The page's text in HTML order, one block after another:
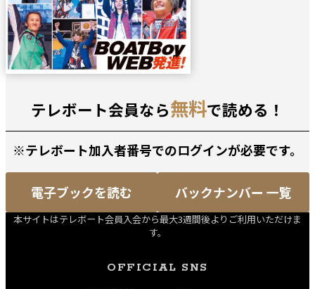
テレボート会員なら無料で読める！
※テレボート加入者番号でのログインが必要です。
電子ブックを読む バックナンバー 一覧
本サイトはテレボート会員入会から最大3週間後よりご利用いただけま
す。
OFFICIAL SNS